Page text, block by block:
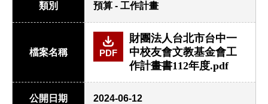
類別 預算 - 工作計畫
檔案名稱 PDF
財團法人台北市台中一
中校友會文教基金會工
作計畫書112年度.pdf
公開日期 2024-06-12